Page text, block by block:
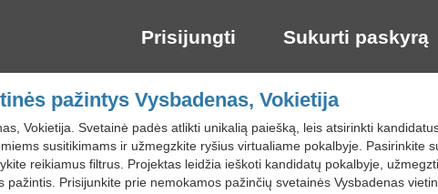
Prisijungti Sukurti paskyrą
pažintys Vysbadenas, Vokietija
Vokietija. Svetainė padės atlikti unikalią paiešką, leis atsirinkti
susitikimams ir užmegzkite ryšius virtualiame pokalbyje. Pasirinkite
reikiamus filtrus. Projektas leidžia ieškoti kandidatų pokalbyje,
Prisijunkite prie nemokamos pažinčių svetainės Vysbadenas